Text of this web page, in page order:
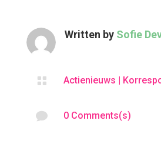
Written by Sofie
 Actienieuws
 0 Comments(s)